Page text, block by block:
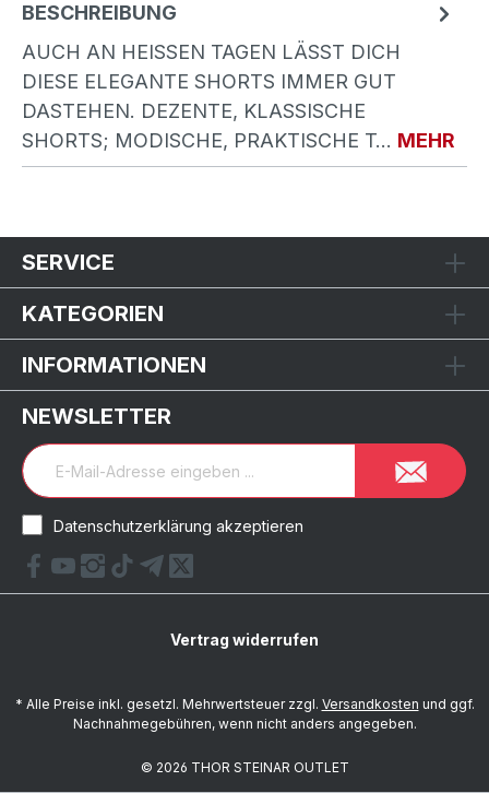
BESCHREIBUNG
AUCH AN HEISSEN TAGEN LÄSST DICH D
IESE ELEGANTE SHORTS IMMER GUT D
ASTEHEN. DEZENTE, KLASSISCHE S
HORTS; MODISCHE, PRAKTISCHE T… MEHR
SERVICE
KATEGORIEN
INFORMATIONEN
NEWSLETTER
Datenschutzerklärung akzeptieren
Vertrag widerrufen
* Alle Preise inkl. gesetzl. Mehrwertsteuer zzgl. Versandkosten und ggf.
Nachnahmegebühren, wenn nicht anders angegeben.
© 2026 THOR STEINAR OUTLET